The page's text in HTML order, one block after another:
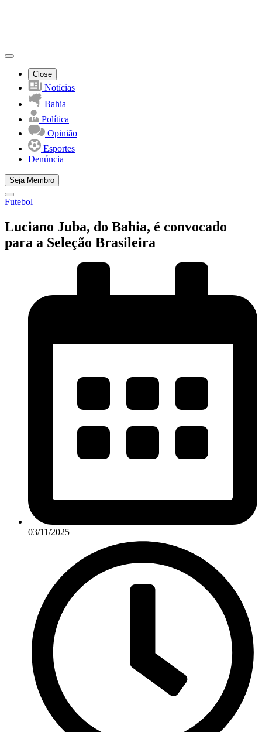
Close
Notícias
Bahia
Política
Opinião
Esportes
Denúncia
Seja Membro
Futebol
Luciano Juba, do Bahia, é convocado
para a Seleção Brasileira
03/11/2025